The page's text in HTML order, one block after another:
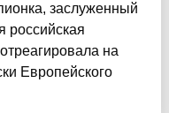
заслуженный
российская
на
Европейского